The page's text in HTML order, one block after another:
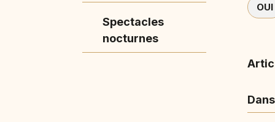
Spectacles
nocturnes
OUI